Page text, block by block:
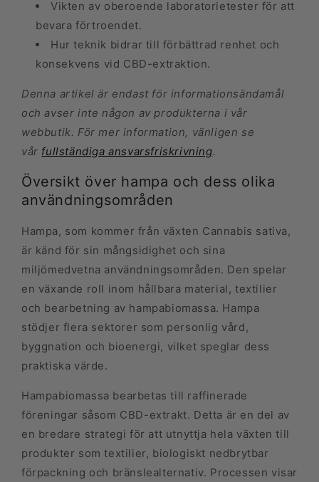
Vikten av oberoende laboratorietester för att
bevara förtroendet.
Hur teknik bidrar till förbättrad renhet och
konsekvens vid CBD-extraktion.
Denna artikel är endast för informationsändamål
och avser inte någon av produkterna i vår
webbutik. För mer information, vänligen se
vår fullständiga ansvarsfriskrivning.
Översikt över hampa och dess olika
användningsområden
Hampa, som kommer från växten Cannabis sativa,
är känd för sin mångsidighet och sina
miljömedvetna användningsområden. Den spelar
en växande roll inom hållbara material, textilier
och bearbetning av hampabio­massa. Hampa
stödjer flera sektorer som personlig vård,
byggnation och bioenergi, vilket speglar dess
praktiska värde.
Hampabio­massa bearbetas till raffinerade
föreningar såsom CBD-extrakt. Detta är en del av
en bredare strategi för att utnyttja hela växten till
produkter som textilier, biologiskt nedbrytbar
förpackning och bränslealternativ. Processen visar